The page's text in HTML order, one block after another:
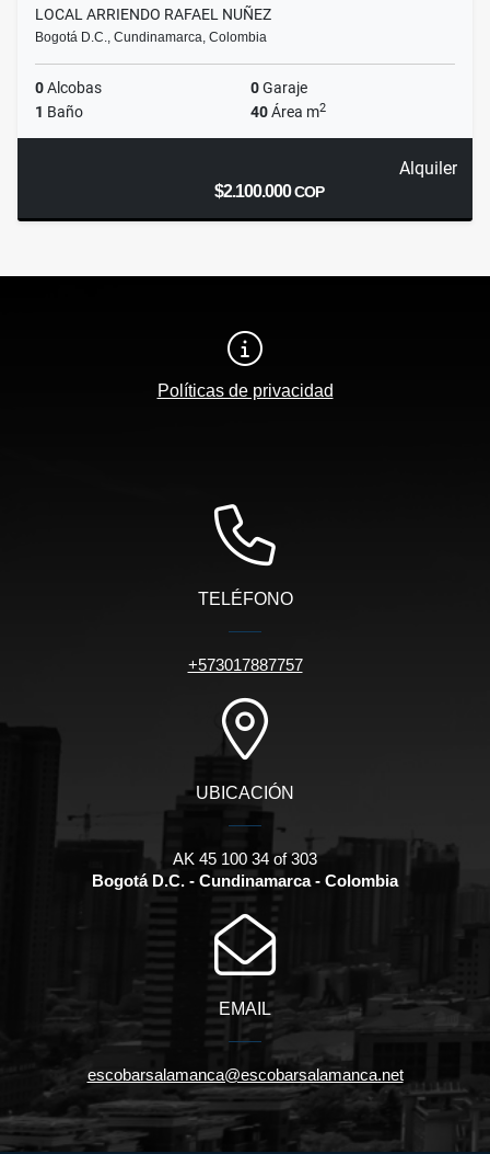
LOCAL ARRIENDO RAFAEL NUÑEZ
Bogotá D.C., Cundinamarca, Colombia
0Alcobas 0Garaje
1 Baño 40Área m2
Alquiler
$2.100.000COP
Políticas de privacidad
TELÉFONO
+573017887757
UBICACIÓN
AK 45 100 34 of 303
Bogotá D.C. - Cundinamarca - Colombia
EMAIL
escobarsalamanca@escobarsalamanca.net